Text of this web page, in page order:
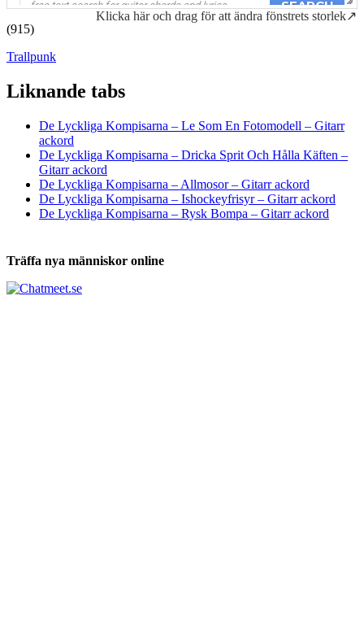
Klicka här och drag för att ändra fönstrets storlek↗
(915)
Trallpunk
Liknande tabs
De Lyckliga Kompisarna – Le Som En Fotomodell – Gitarr
ackord
De Lyckliga Kompisarna – Dricka Sprit Och Hålla Käften –
Gitarr ackord
De Lyckliga Kompisarna – Allmosor – Gitarr ackord
De Lyckliga Kompisarna – Ishockeyfrisyr – Gitarr ackord
De Lyckliga Kompisarna – Rysk Bompa – Gitarr ackord
Träffa nya människor online